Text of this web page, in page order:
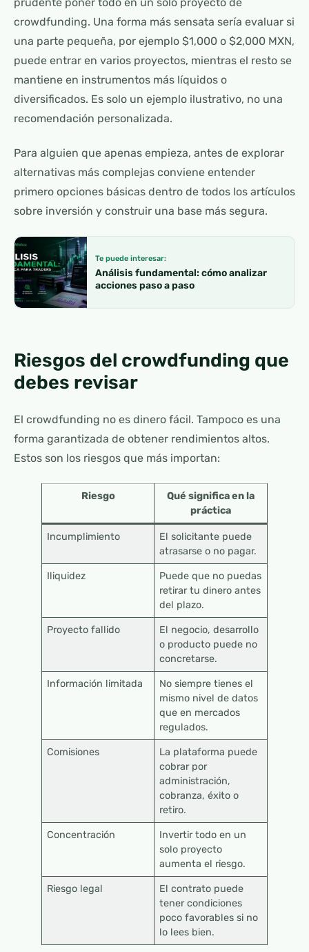
prudente poner todo en un solo proyecto de
crowdfunding. Una forma más sensata sería evaluar si
una parte pequeña, por ejemplo $1,000 o $2,000 MXN,
puede entrar en varios proyectos, mientras el resto se
mantiene en instrumentos más líquidos o
diversificados. Es solo un ejemplo ilustrativo, no una
recomendación personalizada.
Para alguien que apenas empieza, antes de explorar
alternativas más complejas conviene entender
primero opciones básicas dentro de todos los artículos
sobre inversión y construir una base más segura.
Te puede interesar:
Análisis fundamental: cómo analizar
acciones paso a paso
Riesgos del crowdfunding que
debes revisar
El crowdfunding no es dinero fácil. Tampoco es una
forma garantizada de obtener rendimientos altos.
Estos son los riesgos que más importan:
Riesgo
Qué significa en la
práctica
Incumplimiento
El solicitante puede
atrasarse o no pagar.
Iliquidez
Puede que no puedas
retirar tu dinero antes
del plazo.
Proyecto fallido
El negocio, desarrollo
o producto puede no
concretarse.
Información limitada
No siempre tienes el
mismo nivel de datos
que en mercados
regulados.
Comisiones
La plataforma puede
cobrar por
administración,
cobranza, éxito o
retiro.
Concentración
Invertir todo en un
solo proyecto
aumenta el riesgo.
Riesgo legal
El contrato puede
tener condiciones
poco favorables si no
lo lees bien.